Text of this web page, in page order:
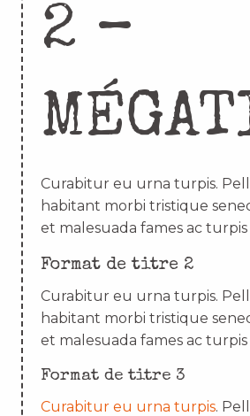
2 –
Curabitur eu urna turpis.
habitant morbi tristique
et malesuada fames ac turpis
Format de titre 2
Curabitur eu urna turpis.
habitant morbi tristique
et malesuada fames ac turpis
Format de titre 3
Curabitur eu urna turpis.